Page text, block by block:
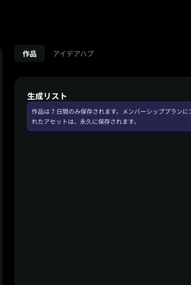
作品 アイデアハブ
生成リスト
作品は 7 日間のみ保存されます。メンバーシッププラン
れたアセットは、永久に保存されます。